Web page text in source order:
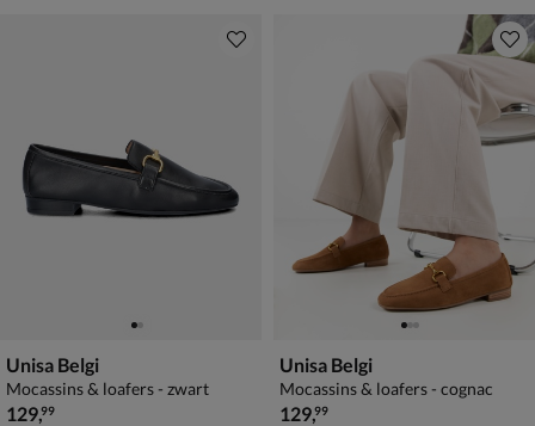
Unisa Belgi
Mocassins & loafers - zwart
€ 129,99
129,99
Unisa Belgi
Mocassins & loafers - cognac
€ 129,99
129,99